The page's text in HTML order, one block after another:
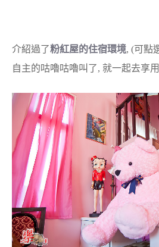
介紹過了粉紅屋的住宿環境, (可點
自主的咕嚕咕嚕叫了, 就一起去享用